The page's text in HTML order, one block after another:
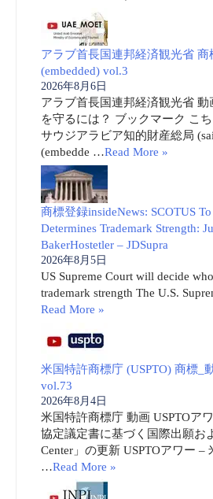
アラブ首長国連邦経済観光省 商
(embedded) vol.3
2026年8月6日
アラブ首長国連邦経済観光省 動
を守るには？ ブックマーク こ
サウジアラビア知的財産総局
(embedde …Read More »
商標登録insideNews: SCOTUS
Determines Trademark Strength:
BakerHostetler – JDSupra
2026年8月5日
US Supreme Court will decide
trademark strength The U.S.
Read More »
米国特許商標庁 (USPTO) 商標_
vol.73
2026年8月4日
米国特許商標庁 動画 USPTOア
協定議定書に基づく国際出願お
Center」の更新 USPTOアワー –
…Read More »